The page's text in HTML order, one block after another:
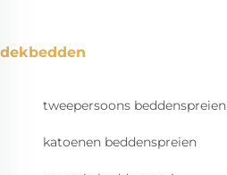
dekbedden
tweepersoons beddenspreien
katoenen beddenspreien